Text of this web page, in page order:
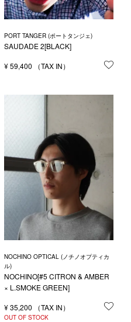
お気に入りに登録する
PORT TANGER (ポートタンジェ)
SAUDADE 2[BLACK]
¥59,400
お気に入りに登録する
NOCHINO OPTICAL (ノチノオプティカ
ル)
NOCHINO[#5 CITRON & AMBER
× L.SMOKE GREEN]
¥35,200
OUT OF STOCK